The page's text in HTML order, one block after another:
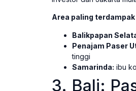
Area paling
Balikpapan
Penajam Paser
tinggi
Samarinda: ibu
3. Bali: